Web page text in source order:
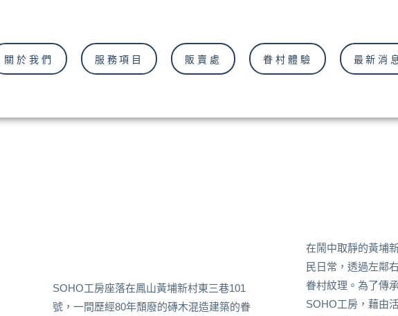
關於我們 服務項目 販賣處 眷村體驗 最新消
SOHO工房座落在鳳山黃埔新村東三巷101
號，一間歷經80年頹廢的磚木混造建築的眷
在鬧中取靜的黃埔
民日常，透過左鄰
眷村紋理。為了傳
SOHO工房，藉由